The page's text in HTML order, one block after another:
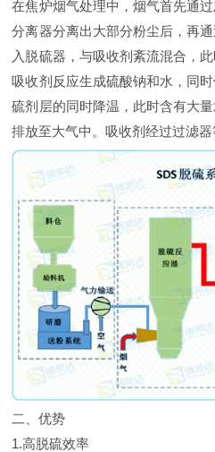
在焦炉烟气处理中，烟气首先通
分离器分离出大部分粉尘后，再
入脱硫器，与吸收剂紊流混合，
吸收剂反应生成硫酸钠和水，同
硫剂层的同时降温，此时含有大
排放至大气中。吸收剂经过过滤器
二、优势
1.高脱硫效率